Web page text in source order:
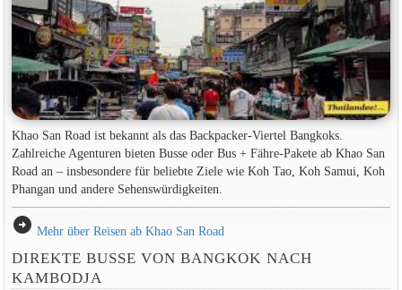
Khao San Road ist bekannt als das Backpacker-Viertel Bangkoks.
Zahlreiche Agenturen bieten Busse oder Bus + Fähre-Pakete ab Khao San
Road an – insbesondere für beliebte Ziele wie Koh Tao, Koh Samui, Koh
Phangan und andere Sehenswürdigkeiten.
arrow_circle_right Mehr über Reisen ab Khao San Road
DIREKTE BUSSE VON BANGKOK NACH
KAMBODJA